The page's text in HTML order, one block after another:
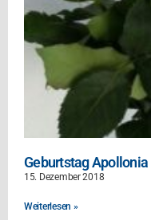
Geburtstag
15. Dezember 2018
Weiterlesen »